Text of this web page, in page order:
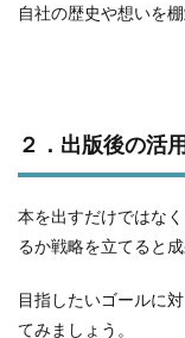
自社の歴史や想いを
２．出版後の活
本を出すだけではな
るか戦略を立てると
目指したいゴールに
てみましょう。